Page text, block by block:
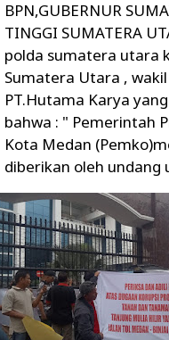
BPN,GUBERNUR
TINGGI SUMATERA
polda sumatera utara
Sumatera Utara ,
PT.Hutama Karya
bahwa : " Pemerintah
Kota Medan
diberikan oleh undang